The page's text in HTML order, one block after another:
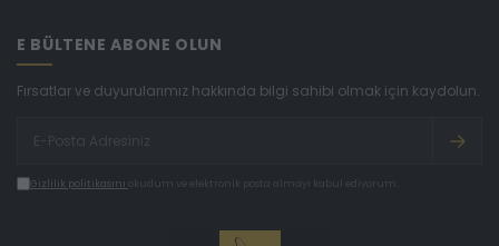
E BÜLTENE ABONE OLUN
Fırsatlar ve duyurularımız hakkında bilgi sahibi olmak için kaydolun.
Gizlilik politikasını okudum ve elektronik posta almayı kabul ediyorum.